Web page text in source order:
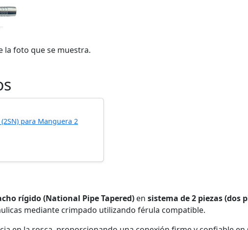
la foto que se muestra.
para Manguera 2
rígido (National Pipe Tapered) en sistema de 2 piezas (dos
mediante crimpado utilizando férula compatible.